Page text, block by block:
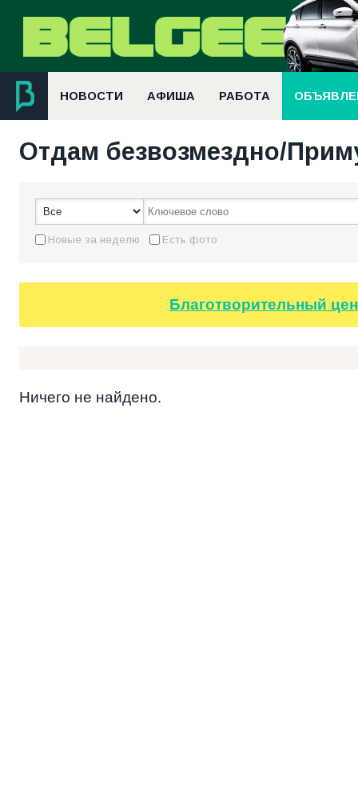
НОВОСТИ АФИША РАБОТА
Отдам безвозмездно/
Новые за неделю Есть фото
Благотворительный
Ничего не найдено.